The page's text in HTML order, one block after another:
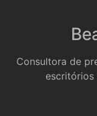
Consultora de
escritórios